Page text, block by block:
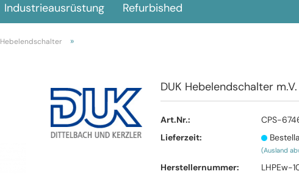
Konto erstellen
Passwort vergessen?
Industrieausrüstung Refurbished
Hebelendschalter »
DUK Hebelendschalter
Art.Nr.:
CPS-
Lieferzeit:
(Ausland
Herstellernummer: LHPEw-